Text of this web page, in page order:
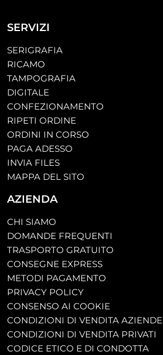
SERVIZI
SERIGRAFIA
RICAMO
TAMPOGRAFIA
DIGITALE
CONFEZIONAMENTO
RIPETI ORDINE
ORDINI IN CORSO
PAGA ADESSO
INVIA FILES
MAPPA DEL SITO
AZIENDA
CHI SIAMO
DOMANDE FREQUENTI
TRASPORTO GRATUITO
CONSEGNE EXPRESS
METODI PAGAMENTO
PRIVACY POLICY
CONSENSO AI COOKIE
CONDIZIONI DI VENDITA AZIENDE
CONDIZIONI DI VENDITA PRIVATI
CODICE ETICO E DI CONDOTTA